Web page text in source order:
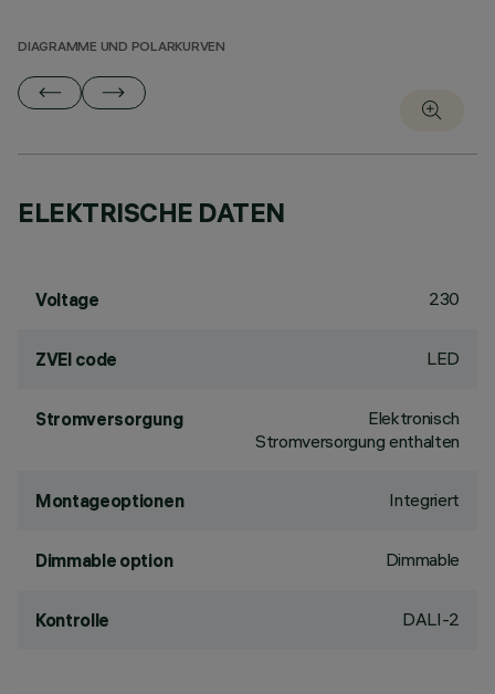
DIAGRAMME UND POLARKURVEN
ELEKTRISCHE DATEN
Voltage 230
ZVEI code LED
Stromversorgung
Elektronisch
Stromversorgung enthalten
Montageoptionen Integriert
Dimmable option Dimmable
Kontrolle DALI-2